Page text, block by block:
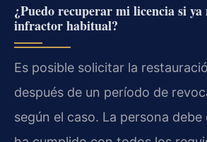
¿Puedo recuperar mi licencia si
infractor habitual?
Es posible solicitar la
después de un período de
según el caso. La persona